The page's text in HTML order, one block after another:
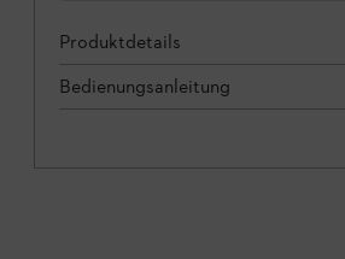
Produktdetails
Bedienungsanleitung